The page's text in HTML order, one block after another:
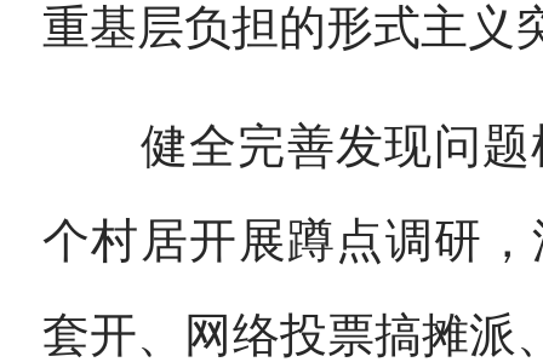
重基层负担的形式主义
健全完善发现问题
个村居开展蹲点调研
套开、网络投票搞摊派